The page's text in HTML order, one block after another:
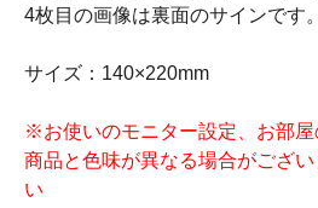
4枚目の画像は裏面のサインです。
サイズ：140×220mm
※お使いのモニター設定、お部
商品と色味が異なる場合がござ
い